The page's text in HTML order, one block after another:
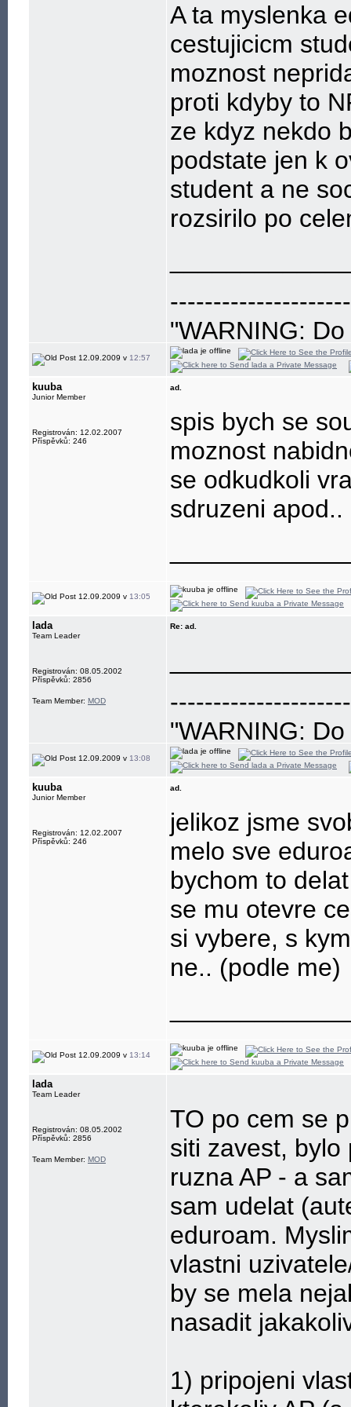
A ta myslenka
cestujicicm
moznost
proti kdyby to
ze kdyz nekdo
podstate jen k
student a ne
rozsirilo po
"WARNING:
eye"
12.09.2009 v 12:57
kuuba
Junior Member
Registrován: 12.02.2007
Příspěvků: 246
ad.
spis bych se
moznost
se odkudkoli
sdruzeni apod..
12.09.2009 v 13:05
lada
Team Leader
Registrován: 08.05.2002
Příspěvků: 2856
Team Member: MOD
Re: ad.
"WARNING:
eye"
12.09.2009 v 13:08
kuuba
Junior Member
Registrován: 12.02.2007
Příspěvků: 246
ad.
jelikoz jsme
melo sve
bychom to
se mu otevre
si vybere, s
ne.. (podle me)
12.09.2009 v 13:14
lada
Team Leader
Registrován: 08.05.2002
Příspěvků: 2856
Team Member: MOD
TO po cem se
siti zavest, bylo
ruzna AP - a
sam udelat
eduroam.
vlastni
by se mela
nasadit
1) pripojeni